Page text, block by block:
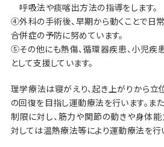
呼吸法や痰喀出方法の指導をします。
④外科の手術後、早期から動くことで日
合併症の予防に努めています。
⑤その他にも熱傷、循環器疾患、小児疾
として支援しています。
理学療法は寝がえり、起き上がりから
の回復を目指し運動療法を行います。ま
制限に対し、筋力や関節の動きや身体
対しては温熱療法等により運動療法を行